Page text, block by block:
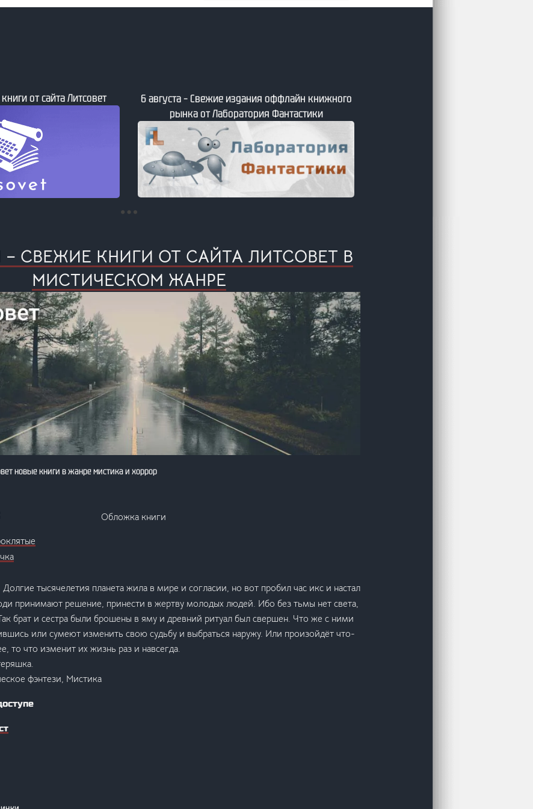
от сайта Литсовет
6 августа – Свежие издания оффлайн книжного
рынка от Лаборатория Фантастики
– СВЕЖИЕ КНИГИ ОТ САЙТА ЛИТСОВЕТ В
МИСТИЧЕСКОМ ЖАНРЕ
новые книги в жанре мистика и хоррор
тысячелетия планета жила в мире и согласии, но вот пробил час икс и настал
принимают решение, принести в жертву молодых людей. Ибо без тьмы нет света,
брат и сестра были брошены в яму и древний ритуал был свершен. Что же с ними
или сумеют изменить свою судьбу и выбраться наружу. Или произойдёт что-
то что изменит их жизнь раз и навсегда.
фэнтези, Мистика